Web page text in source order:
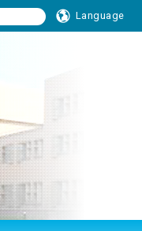
Language